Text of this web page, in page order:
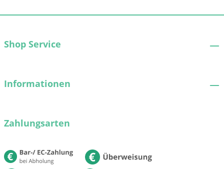
Shop Service
Informationen
Zahlungsarten